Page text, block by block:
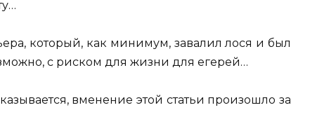
который, как минимум, завалил лося и был
с риском для жизни для егерей…
вменение этой статьи произошло за